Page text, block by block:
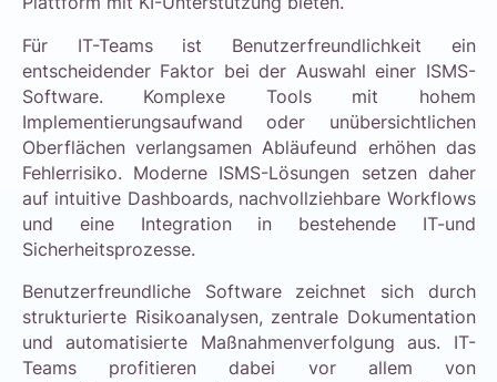
Für IT-Teams ist Benutzerfreundlichkeit ein
entscheidender Faktor bei der Auswahl einer ISMS-
Software. Komplexe Tools mit hohem
Implementierungsaufwand oder unübersichtlichen
Oberflächen verlangsamen Abläufeund erhöhen das
Fehlerrisiko. Moderne ISMS-Lösungen setzen daher
auf intuitive Dashboards, nachvollziehbare Workflows
und eine Integration in bestehende IT-und
Sicherheitsprozesse.
Benutzerfreundliche Software zeichnet sich durch
strukturierte Risikoanalysen, zentrale Dokumentation
und automatisierte Maßnahmenverfolgung aus. IT-
Teams profitieren dabei vor allem von